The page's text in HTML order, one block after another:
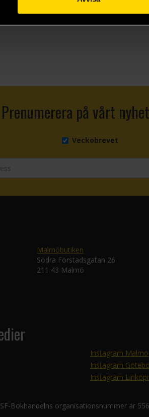
Prenumerera på vårt
Veckobrevet
Malmöbutiken
Södra Förstadsgatan 26
211 43 Malmö
Instagram Malmö
Instagram
Instagram
SF-Bokhandelns organisationsnummer är